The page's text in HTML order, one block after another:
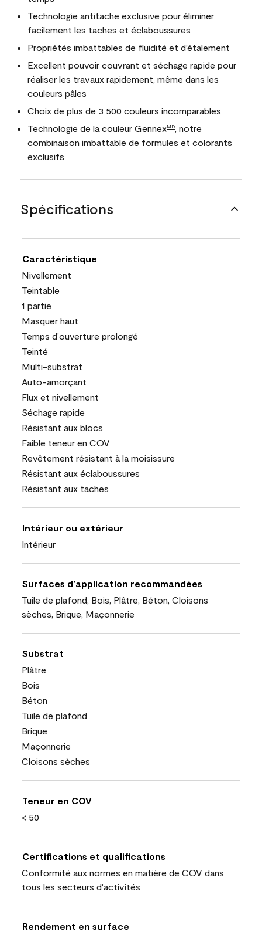
Technologie antitache exclusive pour éliminer
facilement les taches et éclaboussures
Propriétés imbattables de fluidité et d’étalement
Excellent pouvoir couvrant et séchage rapide pour
réaliser les travaux rapidement, même dans les
couleurs pâles
Choix de plus de 3 500 couleurs incomparables
Technologie de la couleur GennexMD
, notre
combinaison imbattable de formules et colorants
exclusifs
Spécifications
Caractéristique
Nivellement
Teintable
1 partie
Masquer haut
Temps d'ouverture prolongé
Teinté
Multi-substrat
Auto-amorçant
Flux et nivellement
Séchage rapide
Résistant aux blocs
Faible teneur en COV
Revêtement résistant à la moisissure
Résistant aux éclaboussures
Résistant aux taches
Intérieur ou extérieur
Intérieur
Surfaces d’application recommandées
Tuile de plafond, Bois, Plâtre, Béton, Cloisons
sèches, Brique, Maçonnerie
Substrat
Plâtre
Bois
Béton
Tuile de plafond
Brique
Maçonnerie
Cloisons sèches
Teneur en COV
< 50
Certifications et qualifications
Conformité aux normes en matière de COV dans
tous les secteurs d'activités
Rendement en surface